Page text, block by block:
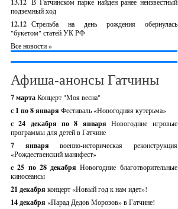
13.12
подземный ход
12.12 Стрельба на день рождения обернулась
"букетом" статей УК РФ
Все новости »
Афиша-анонсы Гатчины
7 мартаКонцерт "Моя весна"
с 1 по 8 января Фестиваль «Новогодняя кутерьма»
с 24 декабря по 8 январяНовогодние игровые
программы для детей в Гатчине
7 январявоенно-историческая реконструкция
«Рождественский манифест»
c 25 по 28 декабряНовогодние благотворительные
киносеансы
21 декабря концерт «Новый год к нам идет»!
14 декабря «Парад Дедов Морозов» в Гатчине!